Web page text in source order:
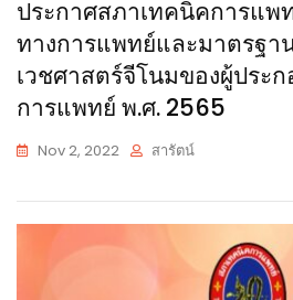
ประกาศสภาเทคนิคการแพ
ทางการแพทย์และมาตรฐา
เวชศาสตร์จีโนมของผู้ประ
การแพทย์ พ.ศ. 2565
Nov 2, 2022 สารัตน์